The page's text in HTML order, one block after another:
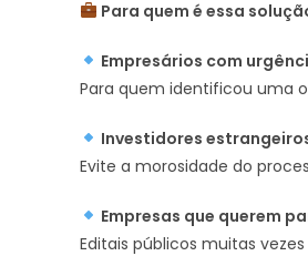
Para quem é essa
Empresários com
Para quem identificou uma
Investidores
Evite a morosidade do
Empresas que querem
Editais públicos muitas